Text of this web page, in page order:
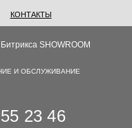
КОНТАКТЫ
SHOWROOM
И ОБСЛУЖИВАНИЕ
23 46